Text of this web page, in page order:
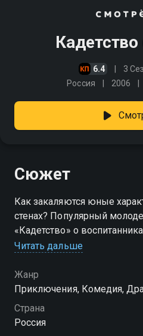
6.4 3
Россия 2006
Сюжет
Как закаляются юные
стенах? Популярный
«Кадетство» о
Начинается новый учебный
первый курс в училище
новичков очень разные
мэра города, отправили в
плохое поведение. Илья из
Читать дальше
Жанр
Приключения, Комедия,
Страна
Россия